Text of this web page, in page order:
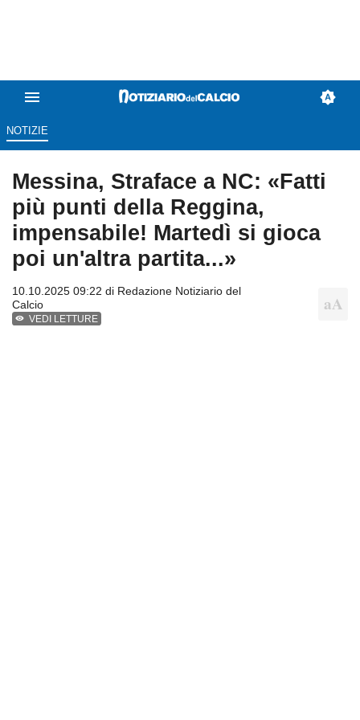
NOTIZIE
Messina, Straface a NC: «Fatti
più punti della Reggina,
impensabile! Martedì si gioca
poi un'altra partita...»
10.10.2025 09:22 di Redazione Notiziario del
Calcio
VEDI LETTURE